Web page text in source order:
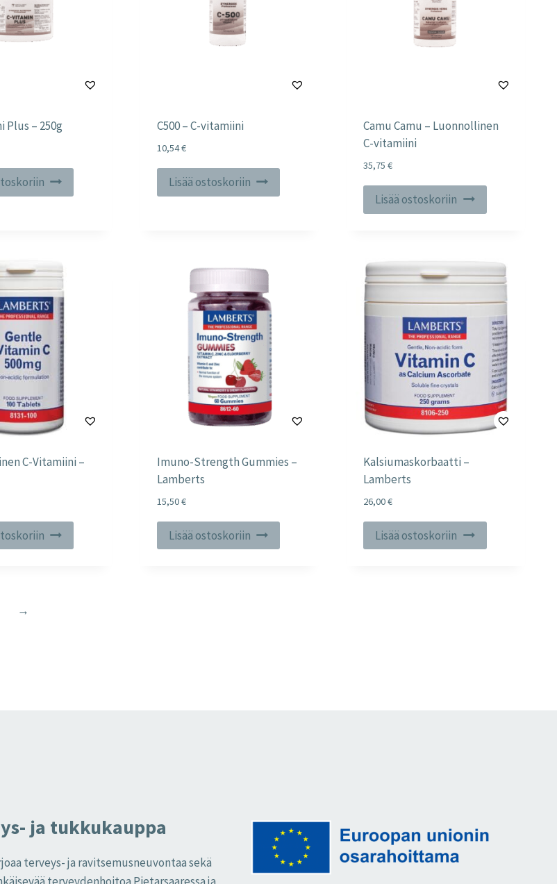
Plus – 250g C500 – C-vitamiini
10,54€
Lisää ostoskoriin
Camu Camu – Luonnollinen
C-vitamiini
35,75€
Lisää ostoskoriin
C-Vitamiini –
Imuno-Strength Gummies –
Lamberts
15,50€
Lisää ostoskoriin
Kalsiumaskorbaatti –
Lamberts
26,00€
Lisää ostoskoriin
→
ja tukkukauppa
terveys- ja ravitsemusneuvontaa sekä